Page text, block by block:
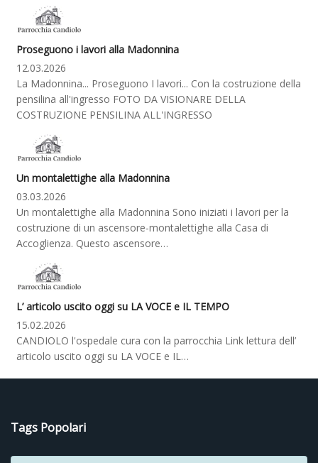
Proseguono i lavori alla Madonnina
12.03.2026
La Madonnina... Proseguono I lavori... Con la costruzione della
pensilina all'ingresso FOTO DA VISIONARE DELLA
COSTRUZIONE PENSILINA ALL'INGRESSO
Un montalettighe alla Madonnina
03.03.2026
Un montalettighe alla Madonnina Sono iniziati i lavori per la
costruzione di un ascensore-montalettighe alla Casa di
Accoglienza. Questo ascensore…
L’ articolo uscito oggi su LA VOCE e IL TEMPO
15.02.2026
CANDIOLO l'ospedale cura con la parrocchia Link lettura dell’
articolo uscito oggi su LA VOCE e IL…
Tags Popolari